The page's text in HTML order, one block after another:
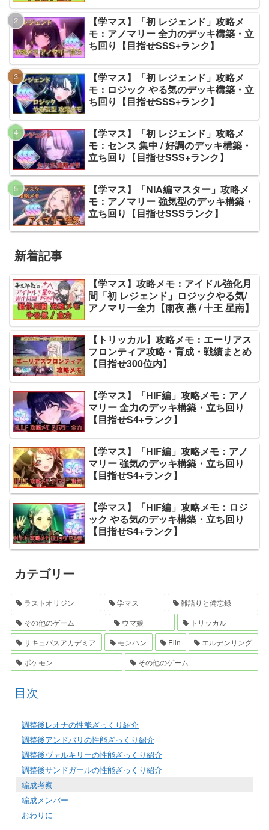
【学マス】「初 レジェンド」攻略メ
モ：アノマリー 全力のデッキ構築・立
ち回り【目指せSSS+ランク】
【学マス】「初 レジェンド」攻略メ
モ：ロジック やる気のデッキ構築・立
ち回り【目指せSSS+ランク】
【学マス】「初 レジェンド」攻略メ
モ：センス 集中 / 好調のデッキ構築・
立ち回り【目指せSSS+ランク】
【学マス】「NIA編マスター」攻略メ
モ：アノマリー 強気型のデッキ構築・
立ち回り【目指せSSSランク】
新着記事
【学マス】攻略メモ：アイドル強化月
間「初 レジェンド」ロジックやる気/
アノマリー全力【雨夜 燕 / 十王 星南】
【トリッカル】攻略メモ：エーリアス
フロンティア攻略・育成・戦績まとめ
【目指せ300位内】
【学マス】「HIF編」攻略メモ：アノ
マリー 全力のデッキ構築・立ち回り
【目指せS4+ランク】
【学マス】「HIF編」攻略メモ：アノ
マリー 強気のデッキ構築・立ち回り
【目指せS4+ランク】
【学マス】「HIF編」攻略メモ：ロジ
ック やる気のデッキ構築・立ち回り
【目指せS4+ランク】
カテゴリー
ラストオリジン 学マス
雑語りと備忘録
その他のゲーム
ウマ娘
トリッカル
サキュバスアカデミア
モンハン Elin
エルデンリング
ポケモン
その他のゲーム
目次
調整後レオナの性能ざっくり紹介
調整後アンドバリの性能ざっくり紹介
調整後ヴァルキリーの性能ざっくり紹介
調整後サンドガールの性能ざっくり紹介
編成考察
編成メンバー
おわりに